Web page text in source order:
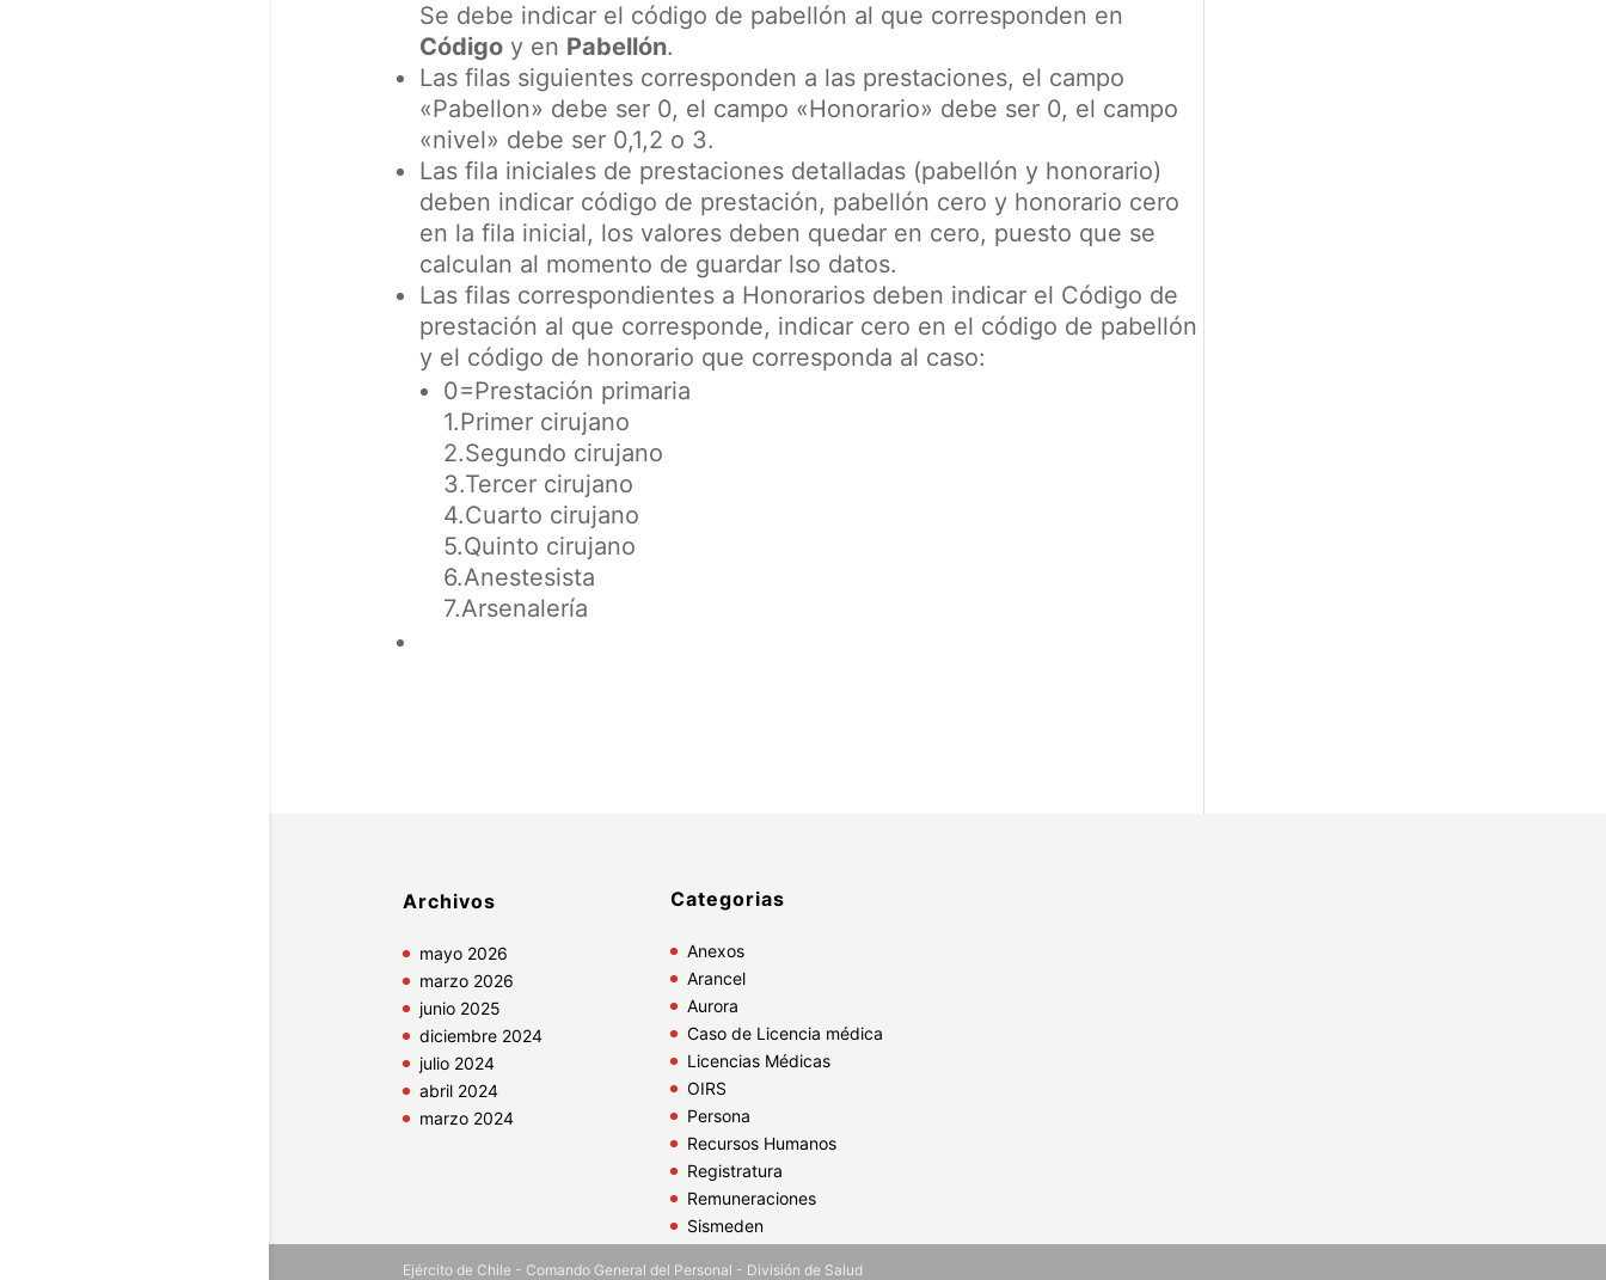
Se debe indicar el código de pabellón al que corresponden en
Códigoy en Pabellón.
Las filas siguientes corresponden a las prestaciones, el campo
«Pabellon» debe ser 0, el campo «Honorario» debe ser 0, el campo
«nivel» debe ser 0,1,2 o 3.
Las fila iniciales de prestaciones detalladas (pabellón y honorario)
deben indicar código de prestación, pabellón cero y honorario cero
en la fila inicial, los valores deben quedar en cero, puesto que se
calculan al momento de guardar lso datos.
Las filas correspondientes a Honorarios deben indicar el Código de
prestación al que corresponde, indicar cero en el código de pabellón
y el código de honorario que corresponda al caso:
0=Prestación primaria
1.Primer cirujano
2.Segundo cirujano
3.Tercer cirujano
4.Cuarto cirujano
5.Quinto cirujano
6.Anestesista
7.Arsenalería
Archivos
mayo 2026
marzo 2026
junio 2025
diciembre 2024
julio 2024
abril 2024
marzo 2024
Categorias
Anexos
Arancel
Aurora
Caso de Licencia médica
Licencias Médicas
OIRS
Persona
Recursos Humanos
Registratura
Remuneraciones
Sismeden
Ejército de Chile - Comando General del Personal - División de Salud